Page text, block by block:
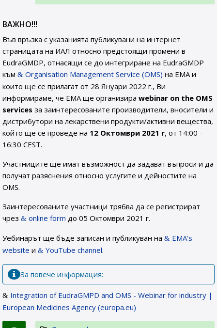
ВАЖНО!!!
Във връзка с указанията публикувани на интернет
страницата на ИАЛ относно предстоящи промени в
EudraGMDP, отнасящи се до интегриране на EudraGMDP
към
Organisation Management Service (OMS) на EMA и
които ще се прилагат от 28 Януари 2022 г., Ви
информираме, че EMA ще организира webinar on the OMS
services за заинтересованите производители, вносители и
дистрибутори на лекарствени продукти/активни вещества,
който ще се проведе на 12 Октомври 2021 г, от 14:00 -
16:30 CEST.
Участниците ще имат възможност да задават въпроси и да
получат разяснения относно услугите и дейностите на
OMS.
Заинтересованите участници трябва да се регистрират
чрез
online form до 05 Октомври 2021 г.
Уебинарът ще бъде записан и публикуван на
EMA’s
website и YouTube channel.
За повече информация:
Integration of EudraGMPD and OMS - Webinar for industry |
European Medicines Agency (europa.eu)